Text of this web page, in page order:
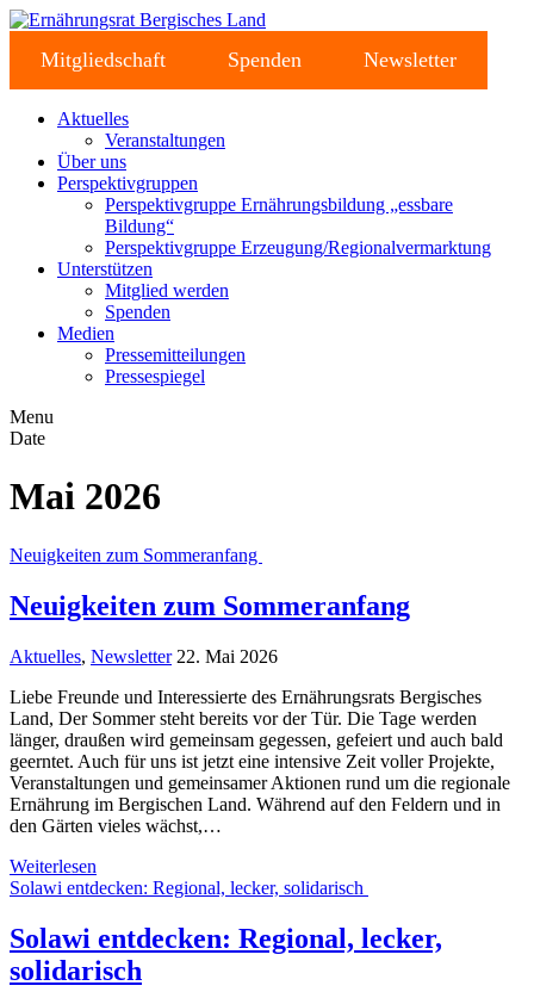
Mitgliedschaft Spenden Newsletter
Aktuelles
Veranstaltungen
Über uns
Perspektivgruppen
Perspektivgruppe Ernährungsbildung „essbare
Bildung“
Perspektivgruppe Erzeugung/Regionalvermarktung
Unterstützen
Mitglied werden
Spenden
Medien
Pressemitteilungen
Pressespiegel
Menu
Date
Mai 2026
Neuigkeiten zum Sommeranfang
Neuigkeiten zum Sommeranfang
Aktuelles, Newsletter 22. Mai 2026
Liebe Freunde und Interessierte des Ernährungsrats Bergisches
Land, Der Sommer steht bereits vor der Tür. Die Tage werden
länger, draußen wird gemeinsam gegessen, gefeiert und auch bald
geerntet. Auch für uns ist jetzt eine intensive Zeit voller Projekte,
Veranstaltungen und gemeinsamer Aktionen rund um die regionale
Ernährung im Bergischen Land. Während auf den Feldern und in
den Gärten vieles wächst,…
Weiterlesen
Solawi entdecken: Regional, lecker, solidarisch
Solawi entdecken: Regional, lecker,
solidarisch